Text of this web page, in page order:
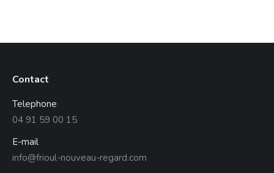
Contact
Telephone
04 91 59 00 15
E-mail
info@frioul-nouveau-regard.com